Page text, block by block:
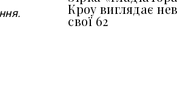
Кроу виглядає
свої 62